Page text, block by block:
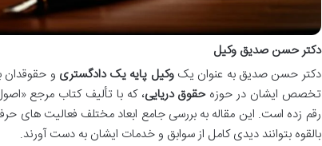
دکتر حسن صدیق وکیل
دکتر حسن صدیق به عنوان یکوکیل پایه یک دادگستری و حقوقدان
تخصص ایشان در حوزهحقوق دریایی، که با تألیف کتاب مرجع
رقم زده است. این مقاله به بررسی جامع ابعاد مختلف فعالیت های
بالقوه بتوانند دیدی کامل از سوابق و خدمات ایشان به دست آورند.